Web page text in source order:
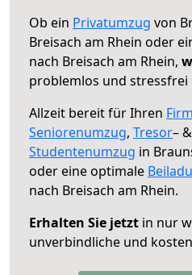
Ob ein Privatumzug von
Breisach am Rhein oder
nach Breisach am Rhein,
problemlos und stressfrei
Allzeit bereit für Ihren
Seniorenumzug, Tresor– &
Studentenumzug in
oder eine optimale
nach Breisach am Rhein.
Erhalten Sie jetzt in nur
unverbindliche und